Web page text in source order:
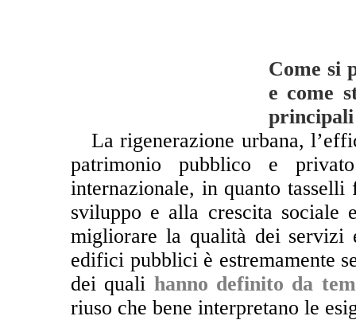
Come si
e come
La rigenerazione urbana,
patrimonio pubblico e
internazionale, in quanto
sviluppo e alla crescita sociale
migliorare la qualità dei
edifici pubblici è estremamente
dei quali hanno definito da
riuso che bene interpretano le